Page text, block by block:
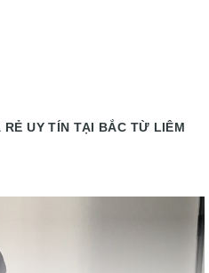
UY TÍN TẠI BẮC TỪ LIÊM